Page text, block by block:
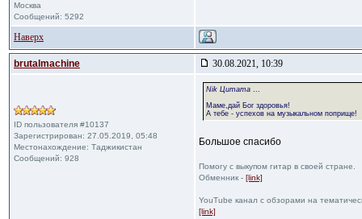
Москва
Сообщений: 5292
Наверх
brutalmachine 30.08.2021, 10:39
ID пользователя #10137
Зарегистрирован: 27.05.2019, 05:48
Местонахождение: Таджикистан
Сообщений: 928
Nik Цитата ...
Маме,дай Бог здоровья!
А тебе - успехов на музыкальном поприще!
Большое спасибо
Помогу с выкупом гитар в своей стране.
Обменник - [link]
YouTube канал с обзорами на
[link]